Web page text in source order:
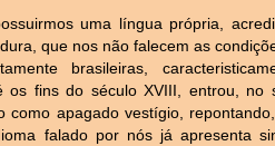
uma língua própria,
que nos não falecem as
brasileiras,
os fins do século XVIII, entrou,
como apagado vestígio,
falado por nós já apresenta